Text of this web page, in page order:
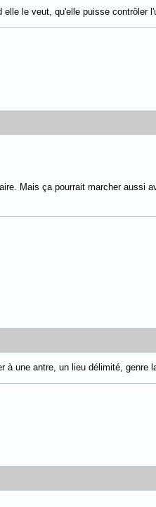
le veut, qu'elle puisse
Mais ça pourrait marcher aussi
une antre, un lieu délimité, genre